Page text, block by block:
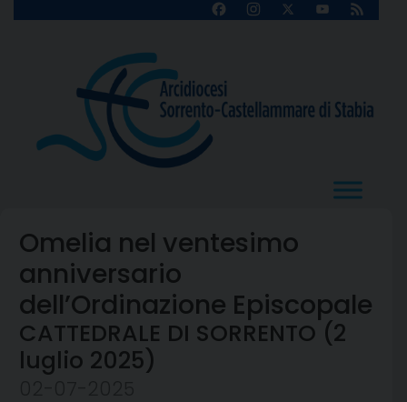
FacebookInstagram
X
YouTube
Feed
Omelia nel ventesimo
anniversario
dell’Ordinazione Episcopale
CATTEDRALE DI SORRENTO (2
luglio 2025)